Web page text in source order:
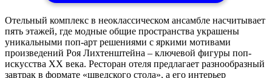
Отельный комплекс в неоклассическом ансамбле насчитывает
пять этажей, где модные общие пространства украшены
уникальными поп-арт решениями с яркими мотивами
произведений Роя Лихтенштейна – ключевой фигуры поп-
искусства XX века. Ресторан отеля предлагает разнообразный
завтрак в формате «шведского стола», а его интерьер